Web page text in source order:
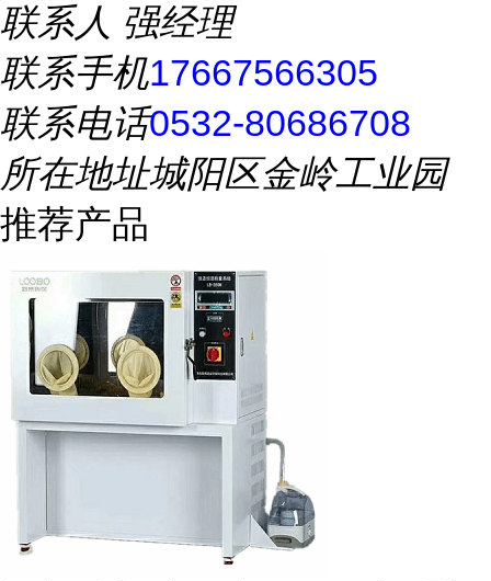
联系人 强经理
联系手机17667566305
联系电话0532-80686708
所在地址城阳区金岭工业园
推荐产品